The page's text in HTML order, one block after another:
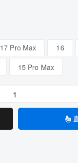
17 Pro Max 16
15 Pro Max